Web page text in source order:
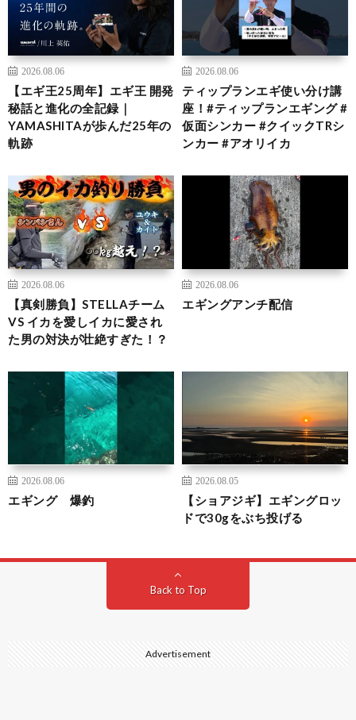
2026.08.06
【エギ王25周年】エギ王 開発
秘話と進化の全記録｜
YAMASHITAが歩んだ25年の
軌跡
2026.08.06
ティップランエギ使い分け講
座！#ティップランエギング #
仮面シンカー #クイックTRシ
ンカー #アオリイカ
2026.08.06
【真剣勝負】STELLAチーム
VS イカを愛しイカに愛され
た男の対決が壮絶すぎた！？
2026.08.06
エギングアンチ配信
2026.08.06
エギング 爆釣
2026.08.05
【ショアジギ】エギングロッ
ドで30gをぶち投げる
Back to Top
Advertisement